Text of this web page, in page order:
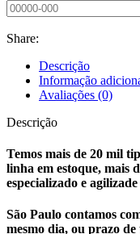
Share:
Descrição
Informação
Avaliações (0)
Descrição
Temos mais de 20 mil
linha em estoque, mais
especializado e
São Paulo contamos
mesmo dia, ou prazo